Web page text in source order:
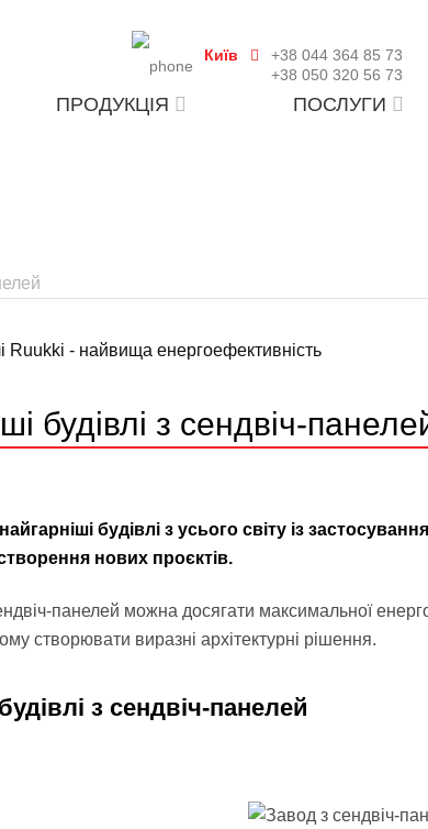
Київ
+38 044 364 85 73
+38 050 320 56 73
ПРОДУКЦІЯ ПОСЛУГИ
будівлі з сендвіч-
найгарніші будівлі з усього світу із
нових проєктів.
панелей можна досягати максимальної
створювати виразні архітектурні рішення.
з сендвіч-панелей